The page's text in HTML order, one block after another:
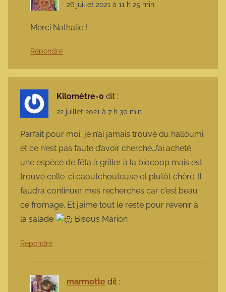
26 juillet 2021 à 11 h 25 min
Merci Nathalie !
Répondre
Kilomètre-0 dit :
22 juillet 2021 à 7 h 30 min
Parfait pour moi, je n’ai jamais trouvé du halloumi
et ce n’est pas faute d’avoir cherché.J’ai acheté
une espèce de fêta à griller à la biocoop mais est
trouvé celle-ci caoutchouteuse et plutôt chère. Il
faudra continuer mes recherches car c’est beau
ce fromage. Et j’aime tout le reste pour revenir à
la salade
Bisous Marion
Répondre
marmotte dit :